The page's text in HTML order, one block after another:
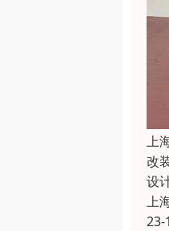
上
改
设
上
23-